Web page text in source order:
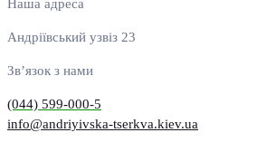
Наша адреса
Андріївський узвіз 23
Зв’язок з нами
(044) 599-000-5
info@andriyivska-tserkva.kiev.ua